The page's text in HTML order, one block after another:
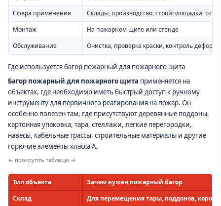
Сфера применения
Склады, производство, стройплощадки,
Монтаж
На пожарном щите или стенде
Обслуживание
Очистка, проверка краски, контроль
Где используется багор пожарный для пожарного щита
Багор пожарный для пожарного щита применяется на
объектах, где необходимо иметь быстрый доступ к ручному
инструменту для первичного реагирования на пожар. Он
особенно полезен там, где присутствуют деревянные поддоны,
картонная упаковка, тара, стеллажи, легкие перегородки,
навесы, кабельные трассы, строительные материалы и другие
горючие элементы класса A.
← прокрутіть таблицю →
Тип объекта
Зачем нужен пожарный багор
Склад
Для перемещения тары, поддонов,